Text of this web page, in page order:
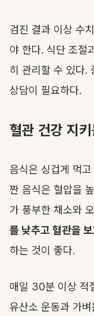
검진 결과 이상 수
야 한다. 식단 조절
히 관리할 수 있다.
상담이 필요하다.
혈관 건강 지
음식은 싱겁게 먹
짠 음식은 혈압을
가 풍부한 채소와
를 낮추고 혈관을
하는 것이 좋다.
매일 30분 이상 적
유산소 운동과 가